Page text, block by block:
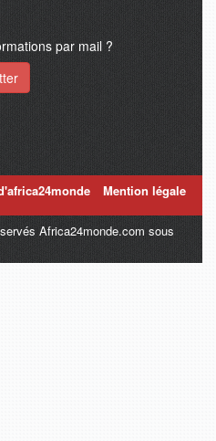
par mail ?
Mention légale
Africa24monde.com sous